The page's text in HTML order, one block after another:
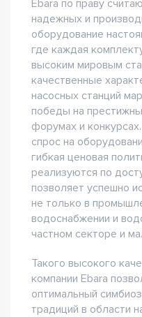
Ebara по праву
надежных и
оборудование
где каждая
высоким мировым
качественные
насосных станций
победы на
форумах и
спрос на
гибкая ценовая
реализуются по
позволяет успешно
не только в
водоснабжении и
частном секторе и
Такого высокого
компании Ebara
оптимальный
традиций в области